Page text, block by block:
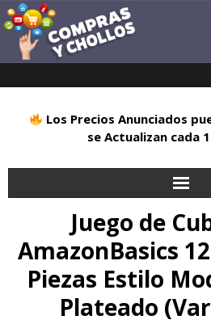
Los Precios Anunciados
se Actualizan cada
Alimentación
Juego de
AmazonBasics
Piezas Estilo
Plateado